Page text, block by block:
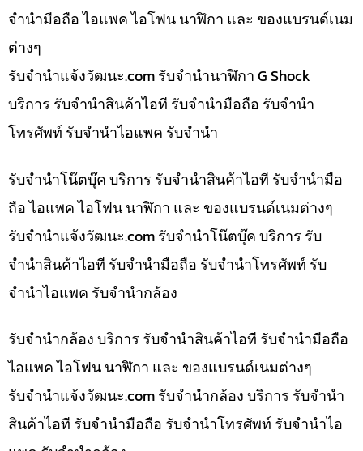
จำนำมือถือ ไอแพค ไอโฟน นาฬิกา และ ของแบรนด์เนม
ต่างๆ
รับจํานําแจ้งวัฒนะ.com รับจำนำนาฬิกา G Shock
บริการ รับจำนำสินค้าไอที รับจำนำมือถือ รับจำนำ
โทรศัพท์ รับจำนำไอแพค รับจำนำ
รับจำนำโน๊ตบุ๊ค บริการ รับจำนำสินค้าไอที รับจำนำมือ
ถือ ไอแพค ไอโฟน นาฬิกา และ ของแบรนด์เนมต่างๆ
รับจํานําแจ้งวัฒนะ.com รับจำนำโน๊ตบุ๊ค บริการ รับ
จำนำสินค้าไอที รับจำนำมือถือ รับจำนำโทรศัพท์ รับ
จำนำไอแพค รับจำนำกล้อง
รับจำนำกล้อง บริการ รับจำนำสินค้าไอที รับจำนำมือถือ
ไอแพค ไอโฟน นาฬิกา และ ของแบรนด์เนมต่างๆ
รับจํานําแจ้งวัฒนะ.com รับจำนำกล้อง บริการ รับจำนำ
สินค้าไอที รับจำนำมือถือ รับจำนำโทรศัพท์ รับจำนำไอ